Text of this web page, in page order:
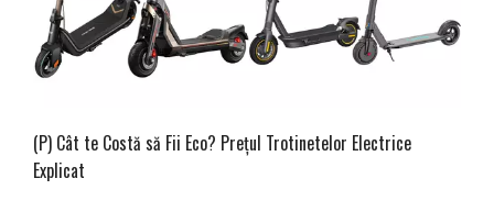
(P) Cât te Costă să Fii Eco? Prețul Trotinetelor Electrice
Explicat